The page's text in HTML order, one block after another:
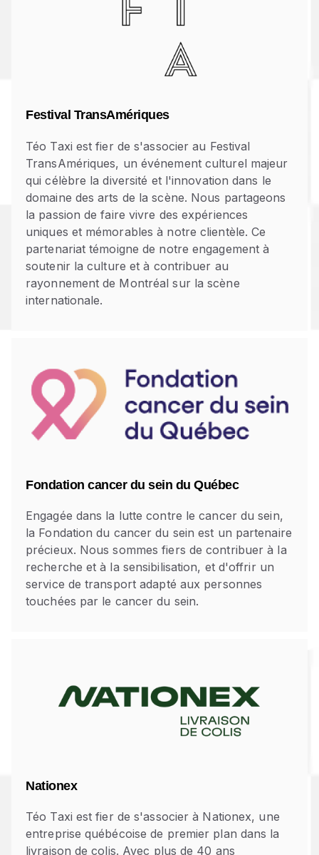
Festival TransAmériques
Téo Taxi est fier de s'associer au Festival
TransAmériques, un événement culturel majeur
qui célèbre la diversité et l'innovation dans le
domaine des arts de la scène. Nous partageons
la passion de faire vivre des expériences
uniques et mémorables à notre clientèle. Ce
partenariat témoigne de notre engagement à
soutenir la culture et à contribuer au
rayonnement de Montréal sur la scène
internationale.
Fondation cancer du sein du Québec
Engagée dans la lutte contre le cancer du sein,
la Fondation du cancer du sein est un partenaire
précieux. Nous sommes fiers de contribuer à la
recherche et à la sensibilisation, et d'offrir un
service de transport adapté aux personnes
touchées par le cancer du sein.
Nationex
Téo Taxi est fier de s'associer à Nationex, une
entreprise québécoise de premier plan dans la
livraison de colis. Avec plus de 40 ans